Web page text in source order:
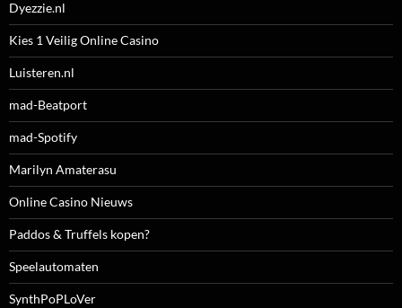
Dyezzie.nl
Kies 1 Veilig Online Casino
Luisteren.nl
mad-Beatport
mad-Spotify
Marilyn Amaterasu
Online Casino Nieuws
Paddos & Truffels kopen?
Speelautomaten
SynthPoPLoVer